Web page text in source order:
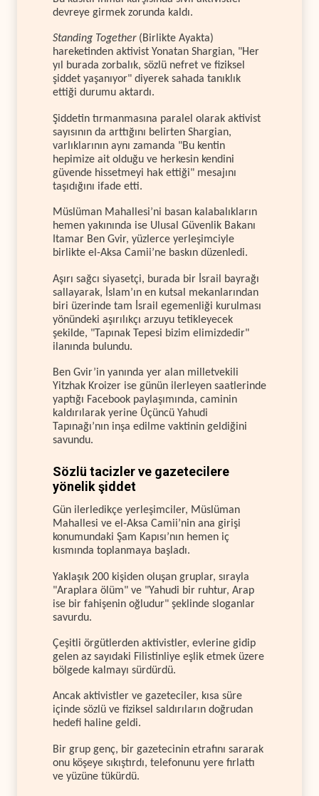
devreye girmek zorunda kaldı.
Standing Together(Birlikte Ayakta)
hareketinden aktivist Yonatan Shargian, "Her
yıl burada zorbalık, sözlü nefret ve fiziksel
şiddet yaşanıyor" diyerek sahada tanıklık
ettiği durumu aktardı.
Şiddetin tırmanmasına paralel olarak aktivist
sayısının da arttığını belirten Shargian,
varlıklarının aynı zamanda "Bu kentin
hepimize ait olduğu ve herkesin kendini
güvende hissetmeyi hak ettiği" mesajını
taşıdığını ifade etti.
Müslüman Mahallesi’ni basan kalabalıkların
hemen yakınında ise Ulusal Güvenlik Bakanı
Itamar Ben Gvir, yüzlerce yerleşimciyle
birlikte el-Aksa Camii’ne baskın düzenledi.
Aşırı sağcı siyasetçi, burada bir İsrail bayrağı
sallayarak, İslam’ın en kutsal mekanlarından
biri üzerinde tam İsrail egemenliği kurulması
yönündeki aşırılıkçı arzuyu tetikleyecek
şekilde, "Tapınak Tepesi bizim elimizdedir"
ilanında bulundu.
Ben Gvir’in yanında yer alan milletvekili
Yitzhak Kroizer ise günün ilerleyen saatlerinde
yaptığı Facebook paylaşımında, caminin
kaldırılarak yerine Üçüncü Yahudi
Tapınağı’nın inşa edilme vaktinin geldiğini
savundu.
Sözlü tacizler ve gazetecilere
yönelik şiddet
Gün ilerledikçe yerleşimciler, Müslüman
Mahallesi ve el-Aksa Camii’nin ana girişi
konumundaki Şam Kapısı’nın hemen iç
kısmında toplanmaya başladı.
Yaklaşık 200 kişiden oluşan gruplar, sırayla
"Araplara ölüm" ve "Yahudi bir ruhtur, Arap
ise bir fahişenin oğludur" şeklinde sloganlar
savurdu.
Çeşitli örgütlerden aktivistler, evlerine gidip
gelen az sayıdaki Filistinliye eşlik etmek üzere
bölgede kalmayı sürdürdü.
Ancak aktivistler ve gazeteciler, kısa süre
içinde sözlü ve fiziksel saldırıların doğrudan
hedefi haline geldi.
Bir grup genç, bir gazetecinin etrafını sararak
onu köşeye sıkıştırdı, telefonunu yere fırlattı
ve yüzüne tükürdü.